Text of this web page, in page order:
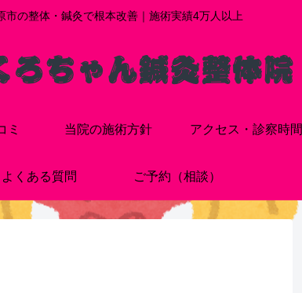
市の整体・鍼灸で根本改善｜施術実績4万人以上
ミ 当院の施術方針 アクセス・診察時間
よくある質問 ご予約（相談）